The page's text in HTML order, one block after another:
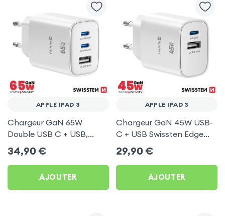
APPLE IPAD 3
Chargeur GaN 65W
Double USB C + USB,
Swissten Edge Blanc pour
Apple iPad 3
34,90 €
AJOUTER
APPLE IPAD 3
Chargeur GaN 45W USB-
C + USB Swissten Edge
Blanc pour Apple iPad 3
29,90 €
AJOUTER